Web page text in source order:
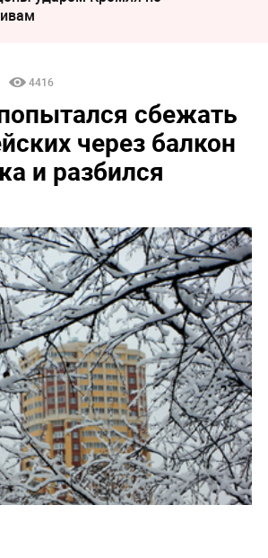
4416
сбежать
через балкон
и разбился